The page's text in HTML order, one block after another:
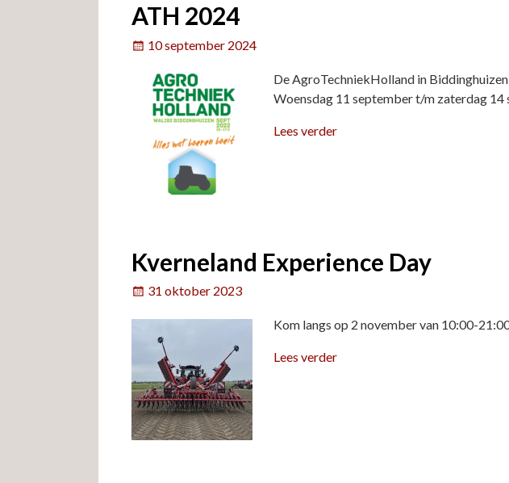
ATH 2024
10 september 2024
De AgroTechniekHolland in
Woensdag 11 september t/m zaterdag
Lees verder
Kverneland Experience Day
31 oktober 2023
Kom langs op 2 november van 10:00-
Lees verder